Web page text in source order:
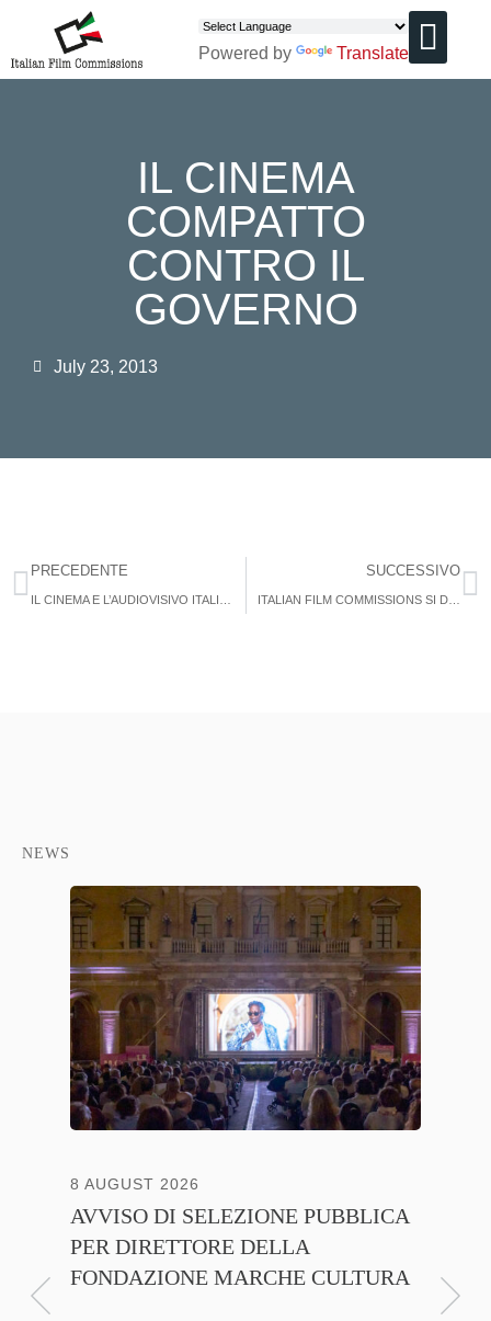
Powered by Translate
IL CINEMA
COMPATTO
CONTRO IL
GOVERNO
July 23, 2013
PRECEDENTE SUCCESSIVO
ITALIAN FILM COMMISSIONS SI DOTA DI UN ESPERTO IN DIRITTO DELL’AUDIOVISIVO
NEWS
8 AUGUST 2026
AVVISO DI SELEZIONE PUBBLICA
PER DIRETTORE DELLA
FONDAZIONE MARCHE CULTURA